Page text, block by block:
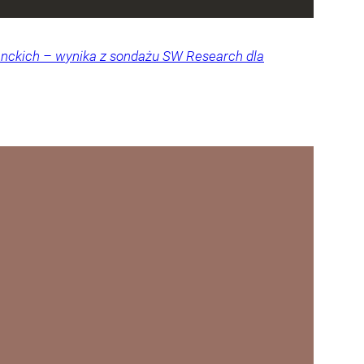
– wynika z sondażu SW Research dla